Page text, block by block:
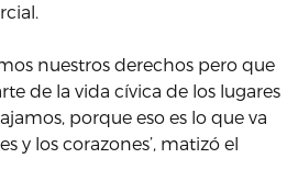
nuestros derechos pero que
de la vida cívica de los lugares
porque eso es lo que va
y los corazones’, matizó el